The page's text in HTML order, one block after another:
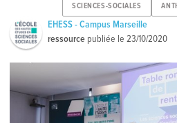
SCIENCES-SOCIALES
EHESS - Campus Marseille
ressource publiée le23/10/2020